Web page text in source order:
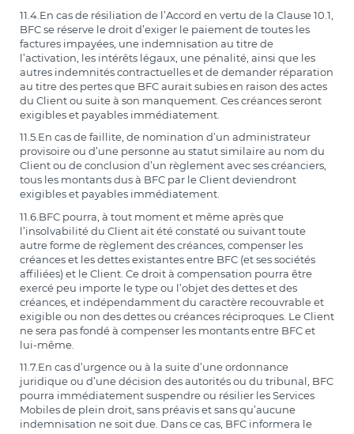
11.4.En cas de résiliation de l’Accord en vertu de la Clause 10.1,
BFC se réserve le droit d’exiger le paiement de toutes les
factures impayées, une indemnisation au titre de
l’activation, les intérêts légaux, une pénalité, ainsi que les
autres indemnités contractuelles et de demander réparation
au titre des pertes que BFC aurait subies en raison des actes
du Client ou suite à son manquement. Ces créances seront
exigibles et payables immédiatement.
11.5.En cas de faillite, de nomination d’un administrateur
provisoire ou d’une personne au statut similaire au nom du
Client ou de conclusion d’un règlement avec ses créanciers,
tous les montants dus à BFC par le Client deviendront
exigibles et payables immédiatement.
11.6.BFC pourra, à tout moment et même après que
l’insolvabilité du Client ait été constaté ou suivant toute
autre forme de règlement des créances, compenser les
créances et les dettes existantes entre BFC (et ses sociétés
affiliées) et le Client. Ce droit à compensation pourra être
exercé peu importe le type ou l’objet des dettes et des
créances, et indépendamment du caractère recouvrable et
exigible ou non des dettes ou créances réciproques. Le Client
ne sera pas fondé à compenser les montants entre BFC et
lui-même.
11.7.En cas d’urgence ou à la suite d’une ordonnance
juridique ou d’une décision des autorités ou du tribunal, BFC
pourra immédiatement suspendre ou résilier les Services
Mobiles de plein droit, sans préavis et sans qu’aucune
indemnisation ne soit due. Dans ce cas, BFC informera le